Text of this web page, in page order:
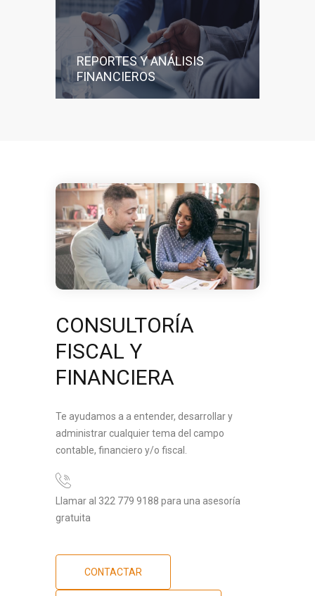
REPORTES Y ANÁLISIS
FINANCIEROS
CONSULTORÍA
FISCAL Y
FINANCIERA
Te ayudamos a a entender, desarrollar y
administrar cualquier tema del campo
contable, financiero y/o fiscal.
Llamar al 322 779 9188 para una asesoría
gratuita
CONTACTAR